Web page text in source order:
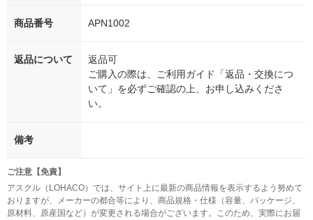
商品番号 APN1002
返品について
返品可
ご購入の際は、ご利用ガイド「返品・交換につ
いて」を必ずご確認の上、お申し込みくださ
い。
備考
ご注意【免責】
アスクル（LOHACO）では、サイト上に最新の商品情報を表示するよう努めて
おりますが、メーカーの都合等により、商品規格・仕様（容量、パッケージ、
原材料、原産国など）が変更される場合がございます。このため、実際にお届